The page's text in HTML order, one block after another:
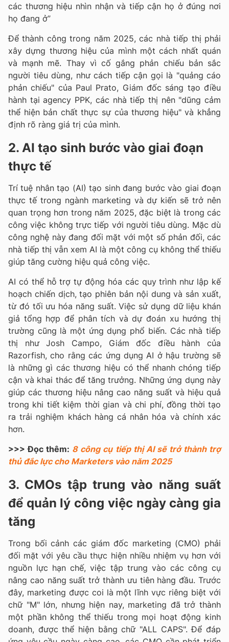
các thương hiệu nhìn nhận và tiếp cận họ ở đúng nơi
họ đang ở”
Để thành công trong năm 2025, các nhà tiếp thị phải
xây dựng thương hiệu của mình một cách nhất quán
và mạnh mẽ. Thay vì cố gắng phản chiếu bản sắc
người tiêu dùng, như cách tiếp cận gọi là "quảng cáo
phản chiếu" của Paul Prato, Giám đốc sáng tạo điều
hành tại agency PPK, các nhà tiếp thị nên "dũng cảm
thể hiện bản chất thực sự của thương hiệu" và khẳng
định rõ ràng giá trị của mình.
2. AI tạo sinh bước vào giai đoạn
thực tế
Trí tuệ nhân tạo (AI) tạo sinh đang bước vào giai đoạn
thực tế trong ngành marketing và dự kiến sẽ trở nên
quan trọng hơn trong năm 2025, đặc biệt là trong các
công việc không trực tiếp với người tiêu dùng. Mặc dù
công nghệ này đang đối mặt với một số phản đối, các
nhà tiếp thị vẫn xem AI là một công cụ không thể thiếu
giúp tăng cường hiệu quả công việc.
AI có thể hỗ trợ tự động hóa các quy trình như lập kế
hoạch chiến dịch, tạo phiên bản nội dung và sản xuất,
từ đó tối ưu hóa năng suất. Việc sử dụng dữ liệu khán
giả tổng hợp để phân tích và dự đoán xu hướng thị
trường cũng là một ứng dụng phổ biến. Các nhà tiếp
thị như Josh Campo, Giám đốc điều hành của
Razorfish, cho rằng các ứng dụng AI ở hậu trường sẽ
là những gì các thương hiệu có thể nhanh chóng tiếp
cận và khai thác để tăng trưởng. Những ứng dụng này
giúp các thương hiệu nâng cao năng suất và hiệu quả
trong khi tiết kiệm thời gian và chi phí, đồng thời tạo
ra trải nghiệm khách hàng cá nhân hóa và chính xác
hơn.
>>> Đọc thêm: 8 công cụ tiếp thị AI sẽ trở thành trợ
thủ đắc lực cho Marketers vào năm 2025
3. CMOs tập trung vào năng suất
để quản lý công việc ngày càng gia
tăng
Trong bối cảnh các giám đốc marketing (CMO) phải
đối mặt với yêu cầu thực hiện nhiều nhiệm vụ hơn với
nguồn lực hạn chế, việc tập trung vào các công cụ
nâng cao năng suất trở thành ưu tiên hàng đầu. Trước
đây, marketing được coi là một lĩnh vực riêng biệt với
chữ "M" lớn, nhưng hiện nay, marketing đã trở thành
một phần không thể thiếu trong mọi hoạt động kinh
doanh, được thể hiện bằng chữ "ALL CAPS". Để đáp